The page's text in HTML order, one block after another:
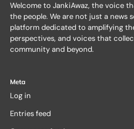
Welcome to JankiAwaz, the voice
the people. We are not just a news
platform dedicated to amplifying
perspectives, and voices that
community and beyond.
Meta
Log in
Entries feed